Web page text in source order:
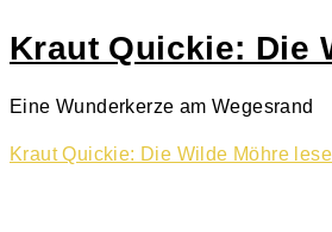
Kraut Quickie: Die
Eine Wunderkerze am Wegesrand
Kraut Quickie: Die Wilde Möhre